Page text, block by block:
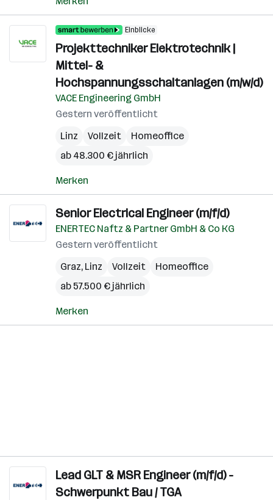
Einblicke
Projekttechniker Elektrotechnik |
Mittel- &
Hochspannungsschaltanlagen (m/w/d)
VACE Engineering GmbH
Gestern veröffentlicht
Linz
Vollzeit
Homeoffice
ab 48.300 € jährlich
Merken
Senior Electrical Engineer (m/f/d)
ENERTEC Naftz & Partner GmbH & Co KG
Gestern veröffentlicht
Graz, Linz Vollzeit
Homeoffice
ab 57.500 € jährlich
Merken
Lead GLT & MSR Engineer (m/f/d) -
Schwerpunkt Bau / TGA